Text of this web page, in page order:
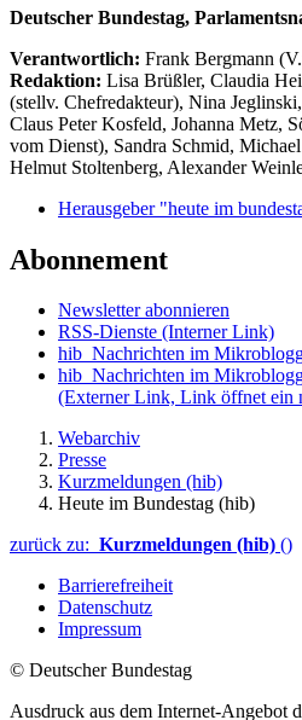
Deutscher Bundestag,
Verantwortlich: Frank Bergmann
Redaktion: Lisa Brüßler, Claudia
(stellv. Chefredakteur), Nina Jeglinski,
Claus Peter Kosfeld, Johanna Metz,
vom Dienst), Sandra Schmid,
Helmut Stoltenberg, Alexander
Herausgeber "heute im
Abonnement
Newsletter abonnieren
RSS-Dienste (Interner Link)
hib_Nachrichten im
hib_Nachrichten im
(Externer Link, Link öffnet ein
Webarchiv
Presse
Kurzmeldungen (hib)
Heute im Bundestag (hib)
zurück zu: Kurzmeldungen (hib) ()
Barrierefreiheit
Datenschutz
Impressum
© Deutscher Bundestag
Ausdruck aus dem Internet-Angebot